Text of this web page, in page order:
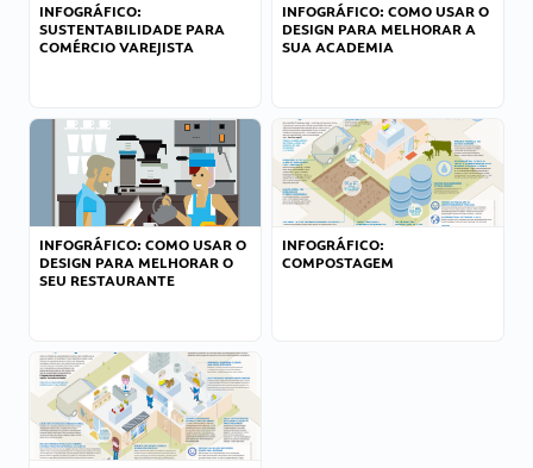
INFOGRÁFICO:
SUSTENTABILIDADE PARA
COMÉRCIO VAREJISTA
INFOGRÁFICO: COMO USAR O
DESIGN PARA MELHORAR A
SUA ACADEMIA
INFOGRÁFICO: COMO USAR O
DESIGN PARA MELHORAR O
SEU RESTAURANTE
INFOGRÁFICO:
COMPOSTAGEM